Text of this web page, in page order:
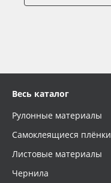
Весь каталог
Рулонные материалы
Самоклеящиеся плёнки
Листовые материалы
Чернила